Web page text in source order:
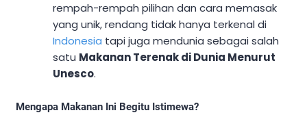
rempah-rempah pilihan dan cara memasak
yang unik, rendang tidak hanya terkenal di
Indonesia tapi juga mendunia sebagai salah
satu Makanan Terenak di Dunia Menurut
Unesco.
Mengapa Makanan Ini Begitu Istimewa?